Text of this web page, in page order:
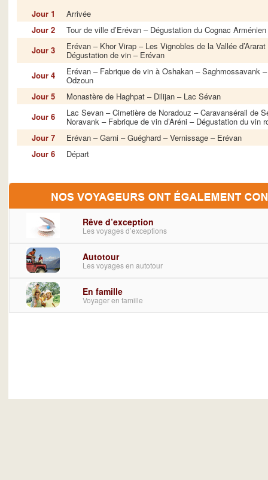
Jour 1
Arrivée
Jour 2
Tour de ville d’Erévan – Dégustation du Cognac
Jour 3
Erévan – Khor Virap – Les Vignobles de la Vallée
Dégustation de vin – Erévan
Jour 4
Erévan – Fabrique de vin à Oshakan – Saghmossavank
Odzoun
Jour 5
Monastère de Haghpat – Dilijan – Lac Sévan
Jour 6
Lac Sevan – Cimetière de Noradouz – Caravansérail de
Noravank – Fabrique de vin d’Aréni – Dégustation du vin
Jour 7
Erévan – Garni – Guéghard – Vernissage – Erévan
Jour 6
Départ
Rêve d’exception
Les voyages d’exceptions
Autotour
Les voyages en autotour
En famille
Voyager en famille